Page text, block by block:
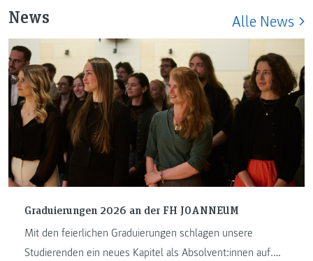
News Alle News
Graduierungen 2026 an der FH JOANNEUM
Mit den feierlichen Graduierungen schlagen unsere
Studierenden ein neues Kapitel als Absolvent:innen auf.